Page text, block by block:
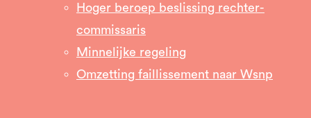
Hoger beroep beslissing rechter-
commissaris
Minnelijke regeling
Omzetting faillissement naar Wsnp